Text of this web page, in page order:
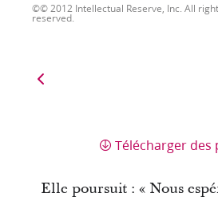
© 2012 Intellectual Reserve, Inc. All
reserved.
Télécharger des
Elle poursuit : « Nous